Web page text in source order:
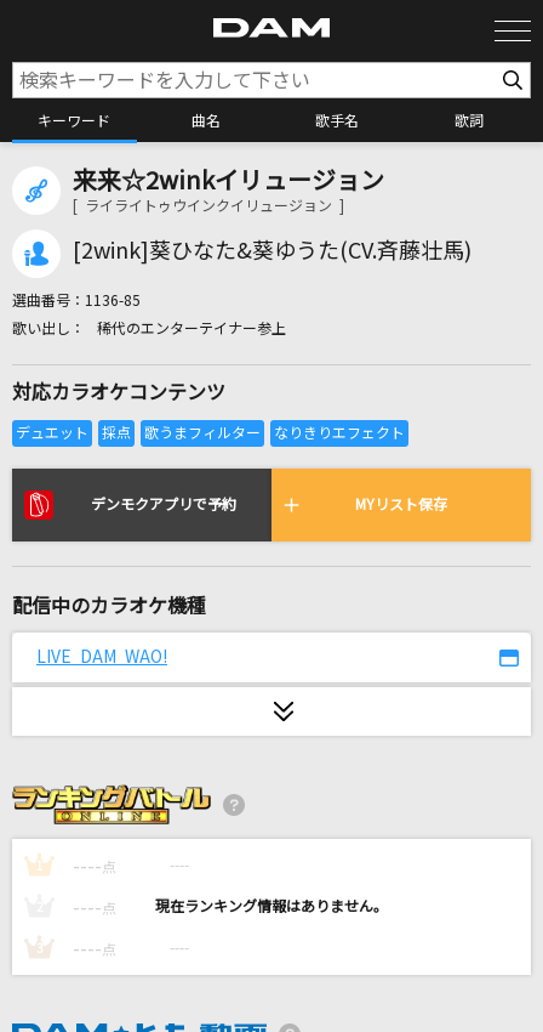
キーワード 曲名 歌手名 歌詞
カラオケ検索
カラオケ店舗検索
全国りれき
リアルタイムで歌われている曲の一覧
インパーフェクト
ミックスナッツ
hedonist.
CVLTE
ジミーサムP feat.初音ミク
来来☆2winkイリュージョン
[ ライライトゥウインクイリュージョン ]
[2wink]葵ひなた&葵ゆうた(CV.斉藤壮馬)
選曲番号： 1136-85
稀代のエンターテイナー参上
対応カラオケコンテンツ
デンモクアプリで予約 MYリスト保存
配信中のカラオケ機種
LIVE DAM WAO!
1 ---- 点 ----
---- 点 ----
3 ---- 点 ----